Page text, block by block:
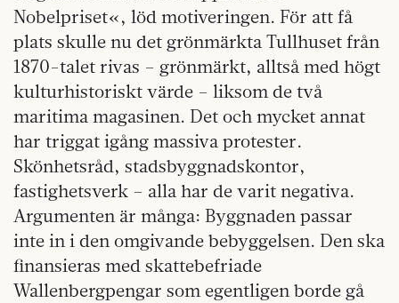
Nobelpriset«, löd motiveringen. För att få
plats skulle nu det grönmärkta Tullhuset från
1870-talet rivas – grönmärkt, alltså med högt
kulturhistoriskt värde – liksom de två
maritima magasinen. Det och mycket annat
har triggat igång massiva protester.
Skönhetsråd, stadsbyggnadskontor,
fastighetsverk – alla har de varit negativa.
Argumenten är många: Byggnaden passar
inte in i den omgivande bebyggelsen. Den ska
finansieras med skattebefriade
Wallenbergpengar som egentligen borde gå